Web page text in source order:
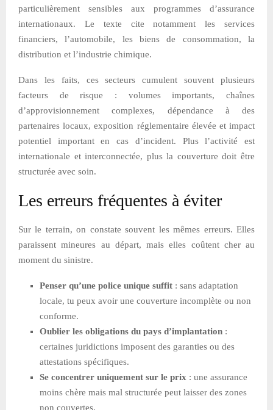
particulièrement sensibles aux programmes d’assurance
internationaux. Le texte cite notamment les services
financiers, l’automobile, les biens de consommation, la
distribution et l’industrie chimique.
Dans les faits, ces secteurs cumulent souvent plusieurs
facteurs de risque : volumes importants, chaînes
d’approvisionnement complexes, dépendance à des
partenaires locaux, exposition réglementaire élevée et impact
potentiel important en cas d’incident. Plus l’activité est
internationale et interconnectée, plus la couverture doit être
structurée avec soin.
Les erreurs fréquentes à éviter
Sur le terrain, on constate souvent les mêmes erreurs. Elles
paraissent mineures au départ, mais elles coûtent cher au
moment du sinistre.
Penser qu’une police unique suffit : sans adaptation
locale, tu peux avoir une couverture incomplète ou non
conforme.
Oublier les obligations du pays d’implantation :
certaines juridictions imposent des garanties ou des
attestations spécifiques.
Se concentrer uniquement sur le prix : une assurance
moins chère mais mal structurée peut laisser des zones
non couvertes.